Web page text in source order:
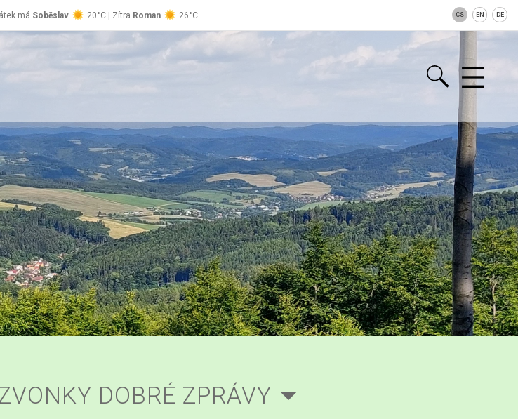
má Soběslav 20°C | Zítra Roman 26°C CS EN DE
DOBRÉ ZPRÁVY